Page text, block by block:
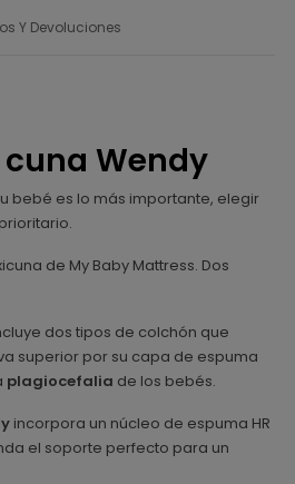
Y Devoluciones
Wendy
bebé es lo más importante, elegir
de My Baby Mattress. Dos
dos tipos de colchón que
superior por su capa de espuma
plagiocefalia de los bebés.
incorpora un núcleo de espuma HR
el soporte perfecto para un